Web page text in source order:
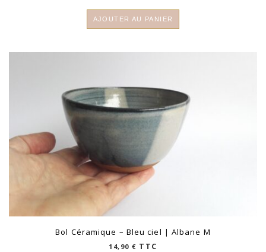
AJOUTER AU PANIER
Bol Céramique – Bleu ciel | Albane M
14,90€ TTC